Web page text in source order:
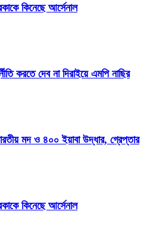
কিনেছে আর্সেনাল
করতে দেব না দিরাইয়ে এমপি নাছির
মদ ও ৪০০ ইয়াবা উদ্ধার, গ্রেপ্তার
কিনেছে আর্সেনাল